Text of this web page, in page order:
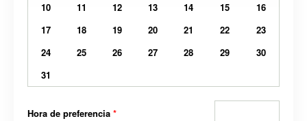
10
11 12 13 14 15
16
17
18 19 20 21 22
23
24
25 26 27 28 29
30
31
Hora de preferencia *